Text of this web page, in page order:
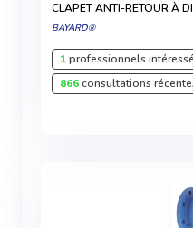
CLAPET ANTI-RETOUR À
BAYARD®
1professionnels
866consultations